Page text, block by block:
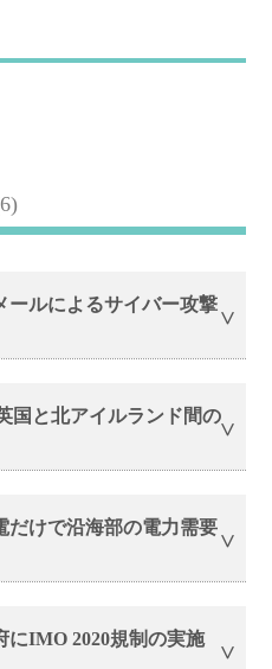
ールによるサイバー攻撃
国と北アイルランド間の
だけで沿海部の電力需要
にIMO 2020規制の実施